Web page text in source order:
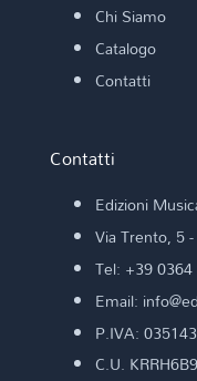
Chi Siamo
Catalogo
Contatti
Contatti
Edizioni
Via Trento, 5
Tel: +39
Email:
P.IVA:
C.U. KRRH6B9